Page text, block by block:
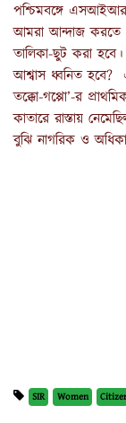
পশ্চিমবঙ্গে এসআইআর
আমরা আন্দাজ করতে
তালিকা-ছুট করা
আশ্বাস ধ্বনিত
তক্কো-গপ্পো’-র
কাতারে রাস্তায়
বুঝি নাগরিক ও
SIR Women